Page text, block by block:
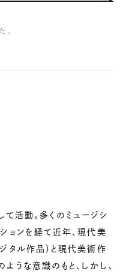
。
て活動。多くのミュージシ
ョンを経て近年、現代美
タル作品）と現代美術作
うな意識のもと、しかし、